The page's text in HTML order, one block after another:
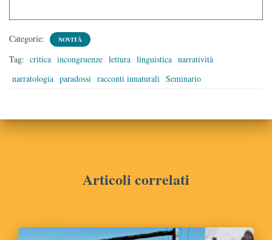
Categorie: NOVITÀ
Tag: critica incongruenze lettura linguistica narratività
narratologia paradossi racconti innaturali Seminario
Articoli correlati